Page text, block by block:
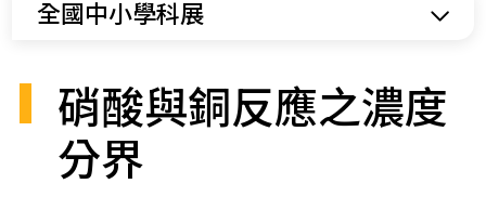
全國中小學科展
硝酸與銅反應之濃度
分界